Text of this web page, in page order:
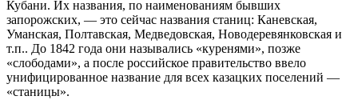
Кубани. Их названия, по наименованиям бывших
запорожских, — это сейчас названия станиц: Каневская,
Уманская, Полтавская, Медведовская, Новодеревянковская и
т.п.. До 1842 года они назывались «куренями», позже
«слободами», а после российское правительство ввело
унифицированное название для всех казацких поселений —
«станицы».